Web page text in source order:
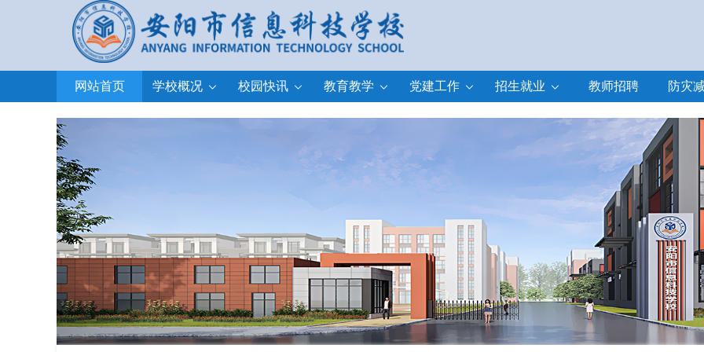
网站首页 学校概况 校园快讯 教育教学 党建工作 招生就业 教师招聘 防灾